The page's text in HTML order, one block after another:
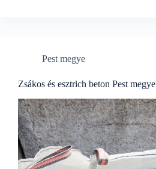
Pest megye
Zsákos és esztrich beton Pest megye